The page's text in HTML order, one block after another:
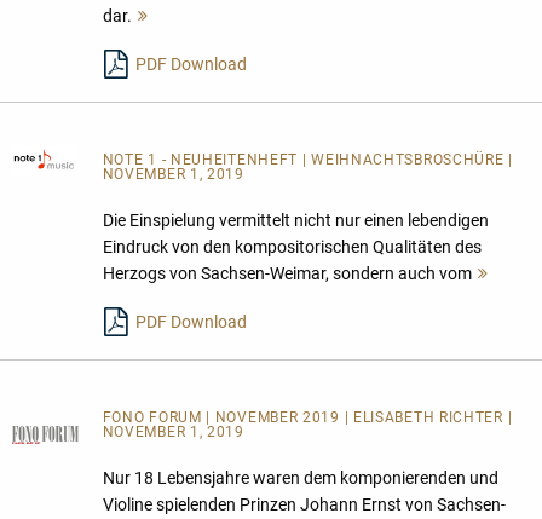
dar.
PDF Download
NOTE 1 - NEUHEITENHEFT
| WEIHNACHTSBROSCHÜRE |
NOVEMBER 1, 2019
Die Einspielung vermittelt nicht nur einen lebendigen
Eindruck von den kompositorischen Qualitäten des
Herzogs von Sachsen-Weimar, sondern auch vom
PDF Download
FONO FORUM | NOVEMBER 2019 | ELISABETH RICHTER |
NOVEMBER 1, 2019
Nur 18 Lebensjahre waren dem komponierenden und
Violine spielenden Prinzen Johann Ernst von Sachsen-